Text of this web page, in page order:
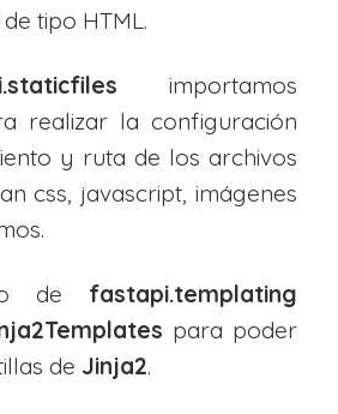
tipo HTML.
importamos
realizar la configuración
y ruta de los archivos
css, javascript, imágenes
de fastapi.templating
para poder
de Jinja2.